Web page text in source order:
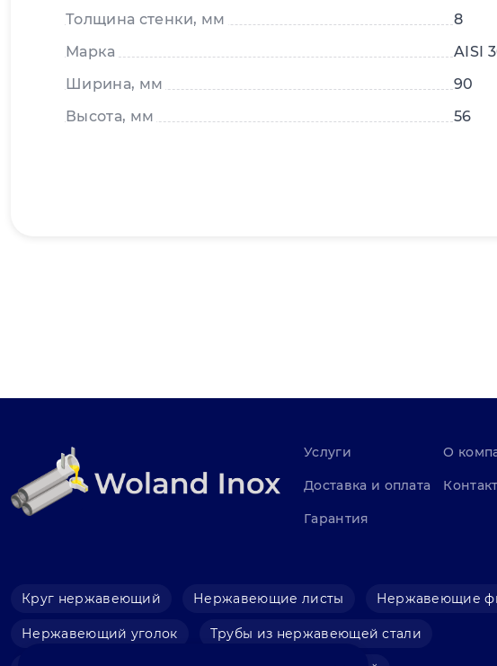
Толщина стенки, мм
8
Марка
AISI
Ширина, мм
90
Высота, мм
56
Услуги
Доставка и оплата
Гарантия
О
Круг нержавеющий Нержавеющие листы Нержавеющие
Нержавеющий уголок Трубы из нержавеющей стали